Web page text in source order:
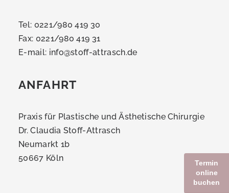
Tel: 0221/980 419 30
Fax: 0221/980 419 31
E-mail: info@stoff-attrasch.de
ANFAHRT
Praxis für Plastische und Ästhetische Chirurgie
Dr. Claudia Stoff-Attrasch
Neumarkt 1b
50667 Köln
Termin
online
buchen